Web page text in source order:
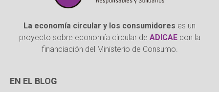
La economía circular y los consumidores es un
proyecto sobre economía circular de ADICAEcon la
financiación del Ministerio de Consumo.
EN EL BLOG